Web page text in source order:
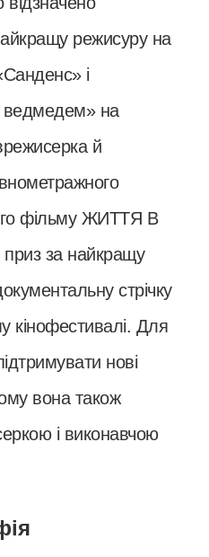
режисуру на
і
на
й
фільму ЖИТТЯ В
за найкращу
стрічку
кінофестивалі. Для
нові
вона також
і виконавчою